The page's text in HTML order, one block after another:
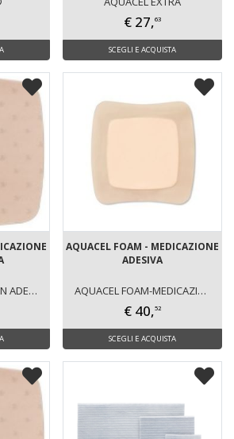
€ 27,63
SCEGLI E ACQUISTA
AQUACEL FOAM - NON ADESIVA
AQUACEL FOAM - MEDICAZIONE
ADESIVA
AQUACEL FOAM-MEDICAZIONE ADESIVA
€ 40,52
SCEGLI E ACQUISTA